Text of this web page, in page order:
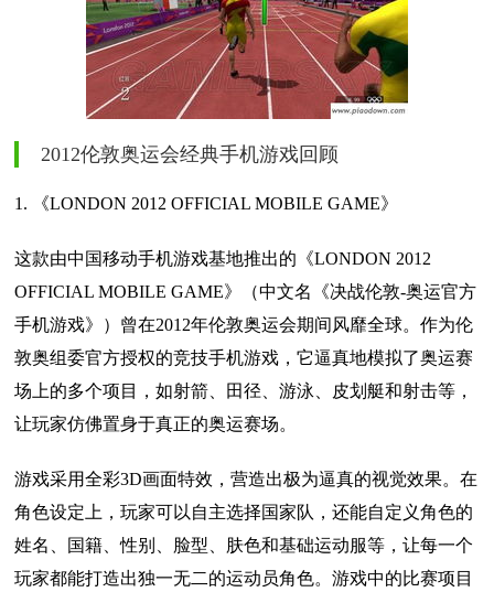
2012伦敦奥运会经典手机游戏回顾
1. 《LONDON 2012 OFFICIAL MOBILE GAME》
这款由中国移动手机游戏基地推出的《LONDON 2012
OFFICIAL MOBILE GAME》（中文名《决战伦敦-奥运官方
手机游戏》）曾在2012年伦敦奥运会期间风靡全球。作为伦
敦奥组委官方授权的竞技手机游戏，它逼真地模拟了奥运赛
场上的多个项目，如射箭、田径、游泳、皮划艇和射击等，
让玩家仿佛置身于真正的奥运赛场。
游戏采用全彩3D画面特效，营造出极为逼真的视觉效果。在
角色设定上，玩家可以自主选择国家队，还能自定义角色的
姓名、国籍、性别、脸型、肤色和基础运动服等，让每一个
玩家都能打造出独一无二的运动员角色。游戏中的比赛项目